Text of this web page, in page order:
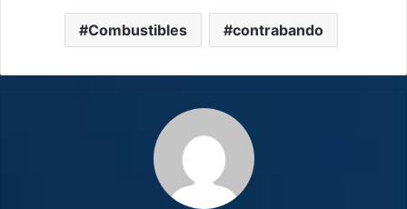
Combustibles contrabando